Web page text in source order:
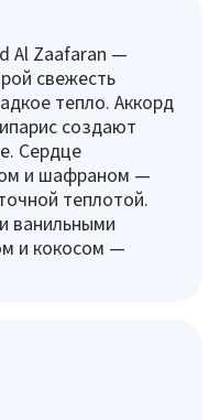
Al Zaafaran —
свежесть
тепло. Аккорд
создают
Сердце
и шафраном —
теплотой.
ванильными
и кокосом —